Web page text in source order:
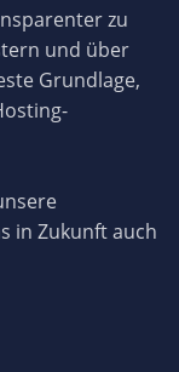
zu
und über
Grundlage,
in Zukunft auch